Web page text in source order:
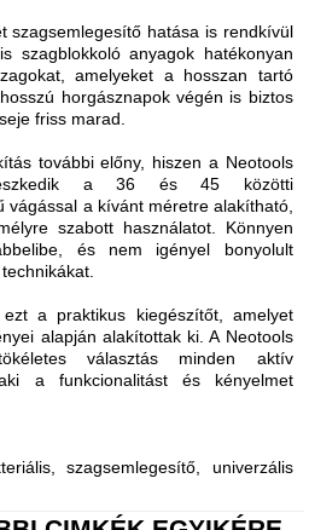
szagsemlegesítő hatása is rendkívül
szagblokkoló anyagok hatékonyan
amelyeket a hosszan tartó
horgásznapok végén is biztos
friss marad.
további előny, hiszen a Neotools
a 36 és 45 közötti
vágással a kívánt méretre alakítható,
szabott használatot. Könnyen
és nem igényel bonyolult
a praktikus kiegészítőt, amelyet
alapján alakítottak ki. A Neotools
választás minden aktív
a funkcionalitást és kényelmet
szagsemlegesítő, univerzális